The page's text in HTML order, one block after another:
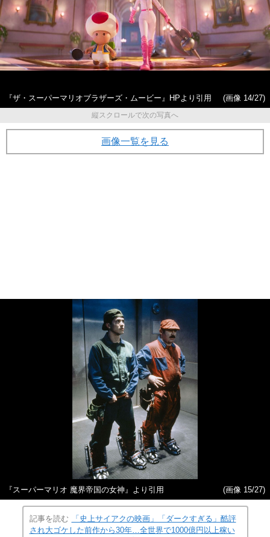
『ザ・スーパーマリオブラザーズ・ムービー』HPより引用
(画像 14/27)
縦スクロールで次の写真へ
画像一覧を見る
『スーパーマリオ 魔界帝国の女神』より引用 (画像 15/27)
記事を読む
「史上サイアクの映画」「ダークすぎる」酷評
され大ゴケした前作から30年…全世界で1000億円以上稼い